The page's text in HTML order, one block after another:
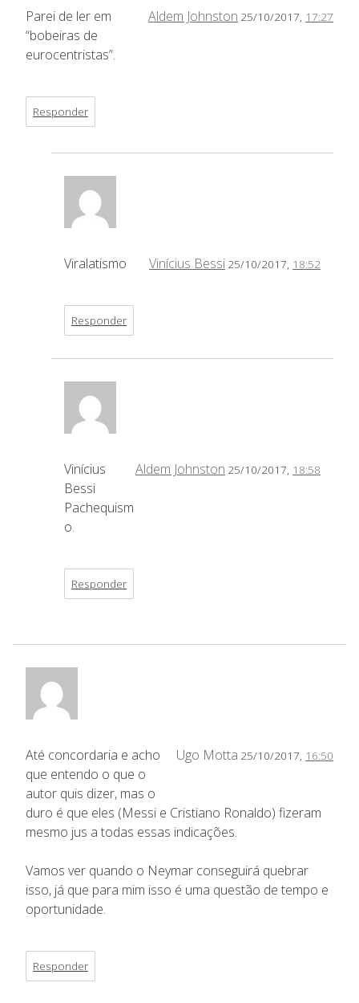
Aldem Johnston 25/10/2017, 17:27
Parei de ler em
“bobeiras de
eurocentristas”.
Responder
Vinícius Bessi 25/10/2017, 18:52
Viralatismo
Responder
Aldem Johnston 25/10/2017, 18:58
Vinícius
Bessi
Pachequism
o.
Responder
Ugo Motta 25/10/2017, 16:50
Até concordaria e acho
que entendo o que o
autor quis dizer, mas o
duro é que eles (Messi e Cristiano Ronaldo) fizeram
mesmo jus a todas essas indicações.
Vamos ver quando o Neymar conseguirá quebrar
isso, já que para mim isso é uma questão de tempo e
oportunidade.
Responder